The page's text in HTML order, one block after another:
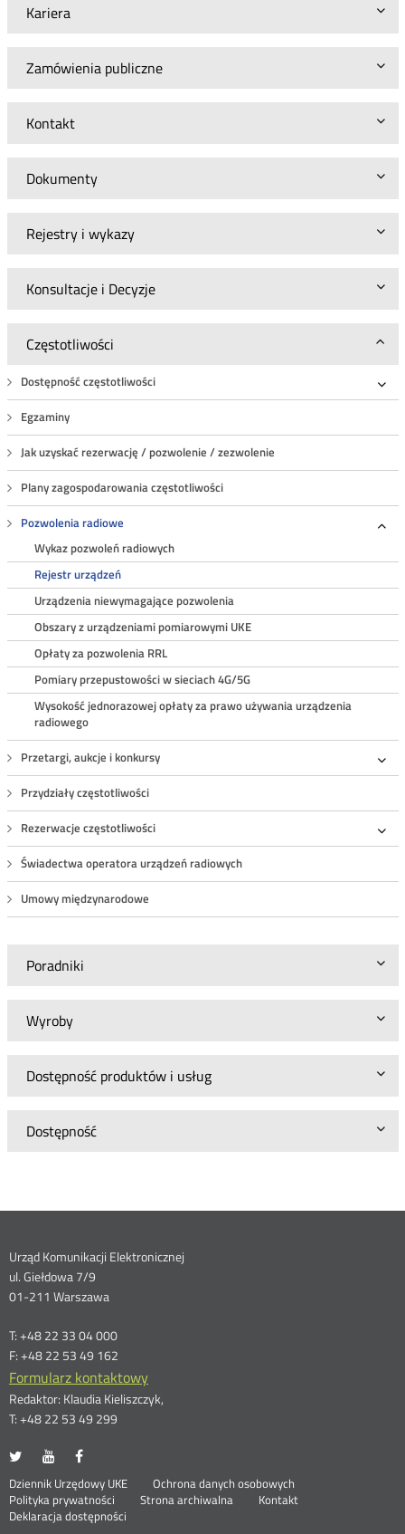
Kariera
Zamówienia publiczne
Kontakt
Dokumenty
Rejestry i wykazy
Konsultacje i Decyzje
Częstotliwości
Dostępność częstotliwości
Egzaminy
Jak uzyskać rezerwację / pozwolenie / zezwolenie
Plany zagospodarowania częstotliwości
Pozwolenia radiowe
Wykaz pozwoleń radiowych
Rejestr urządzeń
Urządzenia niewymagające pozwolenia
Obszary z urządzeniami pomiarowymi UKE
Opłaty za pozwolenia RRL
Pomiary przepustowości w sieciach 4G/5G
Wysokość jednorazowej opłaty za prawo używania urządzenia
radiowego
Przetargi, aukcje i konkursy
Przydziały częstotliwości
Rezerwacje częstotliwości
Świadectwa operatora urządzeń radiowych
Umowy międzynarodowe
Poradniki
Wyroby
Dostępność produktów i usług
Dostępność
Dane
kontaktowe
Urząd Komunikacji Elektronicznej
ul. Giełdowa 7/9
01-211 Warszawa
T: +48 22 33 04 000
F: +48 22 53 49 162
Formularz kontaktowy
Redaktor: Klaudia Kieliszczyk,
T: +48 22 53 49 299
UKE
portalu
Twitter
Otwórz
nowym
oknie
UKE
portalu
Youtube
Otwórz
nowym
oknie
portalu
Facebook
nowym
oknie
Stopka
Dziennik Urzędowy UKE Otwórz
Ochrona danych osobowych
Polityka prywatności
Otwórz
w
Strona archiwalna
Kontakt
Deklaracja dostępności